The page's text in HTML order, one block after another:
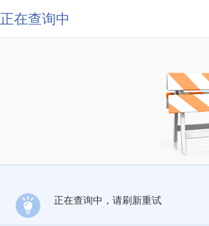
正在查询中
正在查询中，请刷新重试